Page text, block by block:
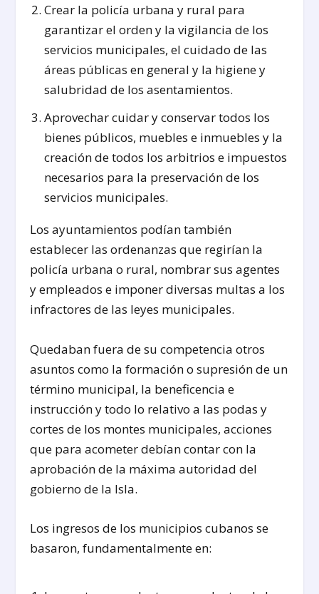
Crear la policía urbana y rural para
garantizar el orden y la vigilancia de los
servicios municipales, el cuidado de las
áreas públicas en general y la higiene y
salubridad de los asentamientos.
Aprovechar cuidar y conservar todos los
bienes públicos, muebles e inmuebles y la
creación de todos los arbitrios e impuestos
necesarios para la preservación de los
servicios municipales.
Los ayuntamientos podían también
establecer las ordenanzas que regirían la
policía urbana o rural, nombrar sus agentes
y empleados e imponer diversas multas a los
infractores de las leyes municipales.
Quedaban fuera de su competencia otros
asuntos como la formación o supresión de un
término municipal, la beneficencia e
instrucción y todo lo relativo a las podas y
cortes de los montes municipales, acciones
que para acometer debían contar con la
aprobación de la máxima autoridad del
gobierno de la Isla.
Los ingresos de los municipios cubanos se
basaron, fundamentalmente en: